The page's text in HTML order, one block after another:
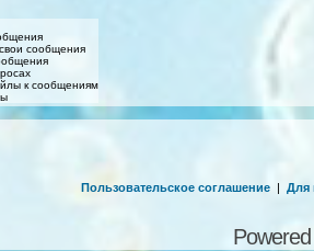
сообщения
к сообщениям
Пользовательское соглашение | Для